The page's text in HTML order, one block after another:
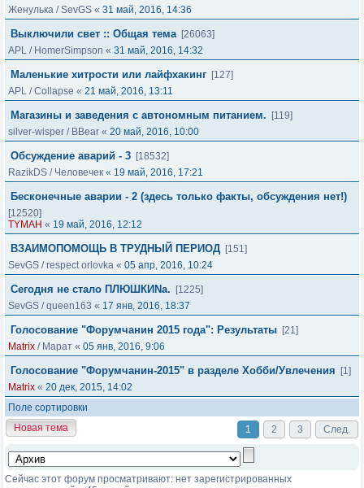
Женулька /SevGS « 31 май, 2016, 14:36
Выключили свет :: Общая тема [26063]
APL / HomerSimpson « 31 май, 2016, 14:32
Маленькие хитрости или лайфхакинг [127]
APL /Collapse « 21 май, 2016, 13:11
Магазины и заведения с автономным питанием.
[119]
silver-wisper / BBear « 20 май, 2016, 10:00
Обсуждение аварий - 3 [18532]
RazikDS / Человечек « 19 май, 2016, 17:21
Бесконечные аварии - 2 (здесь только факты, обсуждения нет!)
[12520]
TYMAH « 19 май, 2016, 12:12
ВЗАИМОПОМОЩЬ В ТРУДНЫЙ ПЕРИОД [151]
SevGS /respect orlovka « 05 апр, 2016, 10:24
Сегодня не стало ПЛЮШКИNа.
[1225]
SevGS /queen163 « 17 янв, 2016, 18:37
Голосование "Форумчанин 2015 года": Результаты [21]
Matrix / Марат « 05 янв, 2016, 9:06
Голосование "Форумчанин-2015" в разделе Хобби/Увлечения
[1]
Matrix « 20 дек, 2015, 14:02
Поле сортировки
1
2 3 След.
Новая тема
Сейчас этот форум просматривают: нет зарегистрированных